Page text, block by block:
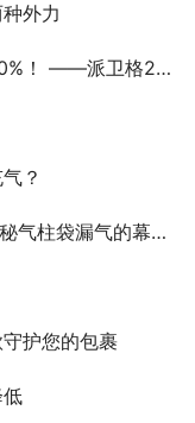
外力
格20年经验一次说清
？
袋漏气的幕后真相
护您的包裹